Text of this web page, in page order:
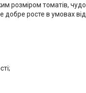
розміром томатів,
росте в умовах